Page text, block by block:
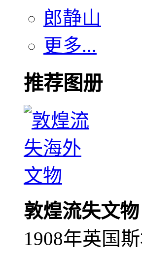
郎静山
更多...
推荐图册
敦煌流失文物
1908年英国